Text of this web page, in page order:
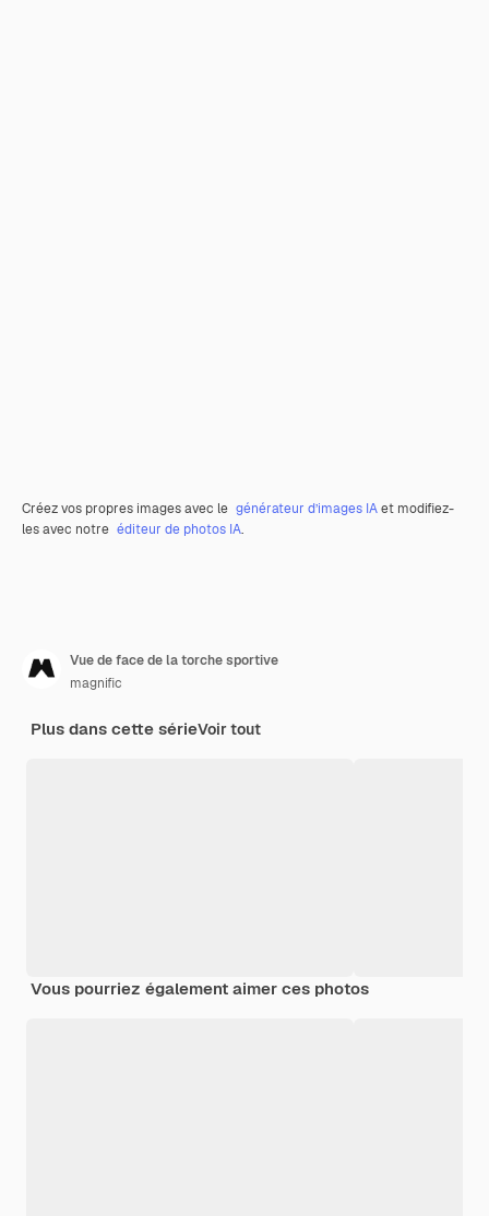
Créez vos propres images avec le générateur d’images IAet modifiez-
les avec notre éditeur de photos IA.
Vue de face de la torche sportive
magnific
Plus dans cette sérieVoir tout
Vous pourriez également aimer ces photos